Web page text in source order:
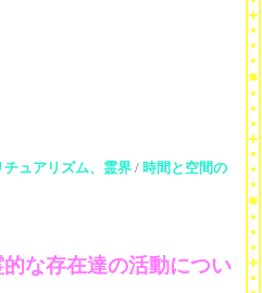
チュアリズム、霊界 / 時間と空間の
な存在達の活動につい